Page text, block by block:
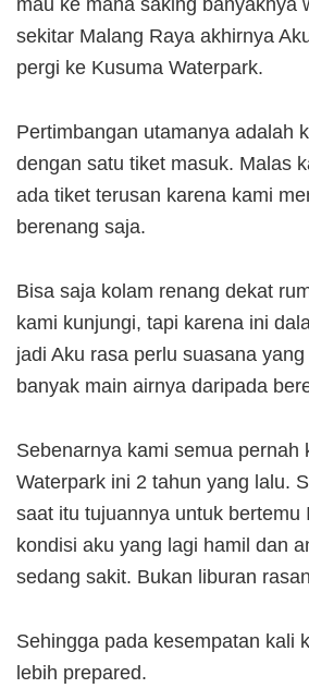
mau ke mana saking banyaknya
sekitar Malang Raya akhirnya
pergi ke Kusuma Waterpark.
Pertimbangan utamanya adalah
dengan satu tiket masuk. Malas
ada tiket terusan karena kami
berenang saja.
Bisa saja kolam renang dekat
kami kunjungi, tapi karena ini
jadi Aku rasa perlu suasana
banyak main airnya daripada
Sebenarnya kami semua pernah
Waterpark ini 2 tahun yang lalu.
saat itu tujuannya untuk bertemu
kondisi aku yang lagi hamil dan
sedang sakit. Bukan liburan
Sehingga pada kesempatan kali
lebih prepared.